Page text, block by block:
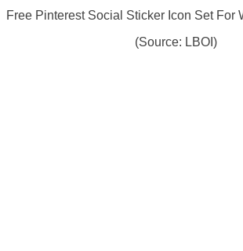
Free Pinterest Social Sticker Icon Set For
(Source: LBOI)